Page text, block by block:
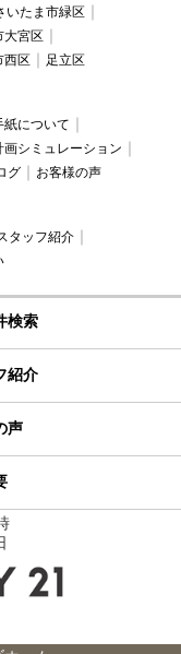
いたま市緑区
大宮区
西区 足立区
紙について
画シミュレーション
グ お客様の声
タッフ紹介
検索
紹介
声